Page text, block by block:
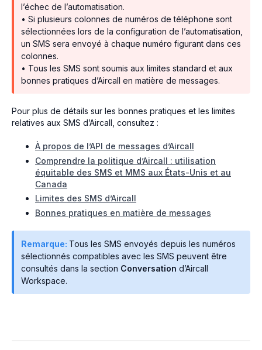
l’échec de l’automatisation.
• Si plusieurs colonnes de numéros de téléphone sont
sélectionnées lors de la configuration de l’automatisation,
un SMS sera envoyé à chaque numéro figurant dans ces
colonnes.
• Tous les SMS sont soumis aux limites standard et aux
bonnes pratiques d’Aircall en matière de messages.
Pour plus de détails sur les bonnes pratiques et les limites
relatives aux SMS d’Aircall, consultez :
À propos de l’API de messages d’Aircall
Comprendre la politique d’Aircall : utilisation
équitable des SMS et MMS aux États-Unis et au
Canada
Limites des SMS d’Aircall
Bonnes pratiques en matière de messages
Remarque: Tous les SMS envoyés depuis les numéros
sélectionnés compatibles avec les SMS peuvent être
consultés dans la section Conversation d’Aircall
Workspace.